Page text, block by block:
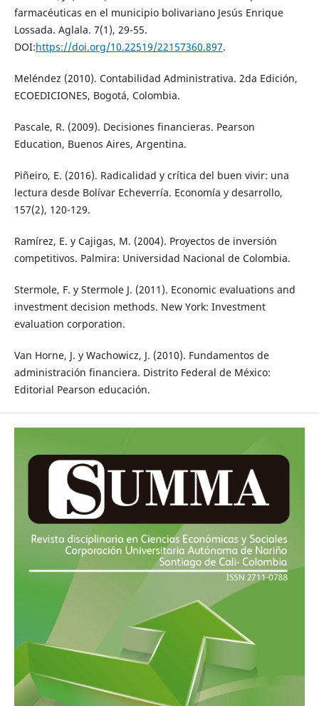
farmacéuticas en el municipio bolivariano Jesús Enrique
Lossada. Aglala. 7(1), 29-55.
DOI:https://doi.org/10.22519/22157360.897.
Meléndez (2010). Contabilidad Administrativa. 2da Edición,
ECOEDICIONES, Bogotá, Colombia.
Pascale, R. (2009). Decisiones financieras. Pearson
Education, Buenos Aires, Argentina.
Piñeiro, E. (2016). Radicalidad y crítica del buen vivir: una
lectura desde Bolívar Echeverría. Economía y desarrollo,
157(2), 120-129.
Ramírez, E. y Cajigas, M. (2004). Proyectos de inversión
competitivos. Palmira: Universidad Nacional de Colombia.
Stermole, F. y Stermole J. (2011). Economic evaluations and
investment decision methods. New York: Investment
evaluation corporation.
Van Horne, J. y Wachowicz, J. (2010). Fundamentos de
administración financiera. Distrito Federal de México:
Editorial Pearson educación.